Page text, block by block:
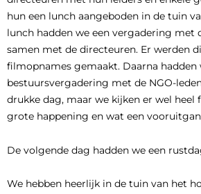
hun een lunch aangeboden in de tuin
lunch hadden we een vergadering met
samen met de directeuren. Er werden
filmopnames gemaakt. Daarna hadden
bestuursvergadering met de NGO-
drukke dag, maar we kijken er wel heel
grote happening en wat een
De volgende dag hadden we een
We hebben heerlijk in de tuin van het